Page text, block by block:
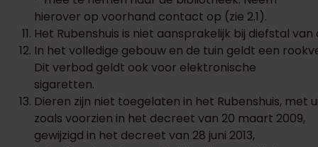
hierover op voorhand contact op (zie 2.1).
Het Rubenshuis is niet aansprakelijk bij diefstal
In het volledige gebouw en de tuin geldt een
Dit verbod geldt ook voor elektronische
sigaretten.
Dieren zijn niet toegelaten in het Rubenshuis,
zoals voorzien in het decreet van 20 maart 2009,
gewijzigd in het decreet van 28 juni 2013,